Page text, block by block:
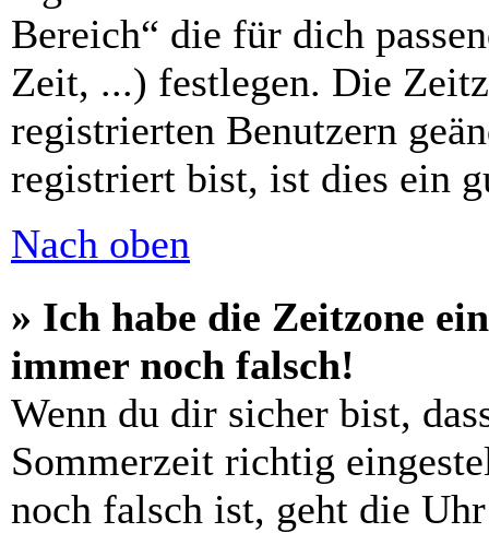
Bereich“ die für dich
Zeit, ...) festlegen. Die
registrierten Benutzern
registriert bist, ist dies ein
Nach oben
» Ich habe die Zeitzone
immer noch falsch!
Wenn du dir sicher bist,
Sommerzeit richtig
noch falsch ist, geht die